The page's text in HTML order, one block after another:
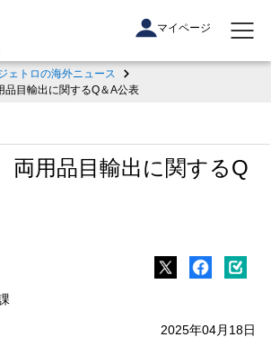
マイページ
ェトロの海外ニュース
品目輸出に関するQ＆A公表
両用品目輸出に関するQ
2025年04月18日